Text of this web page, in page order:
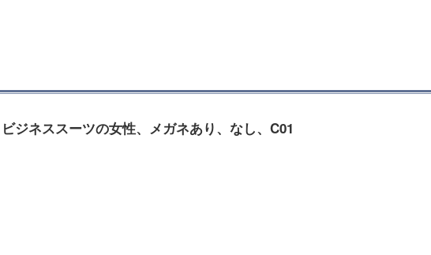
ジネススーツの女性、メガネあり、なし、C01